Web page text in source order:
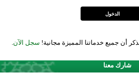
أن جميع خدماتنا المميزة مجانية! سجل الآن.
شارك معنا